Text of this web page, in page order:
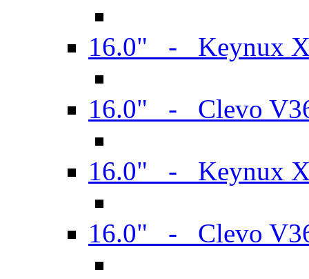
16.0" - Keynux
16.0" - Clevo
16.0" - Keynux
16.0" - Clevo